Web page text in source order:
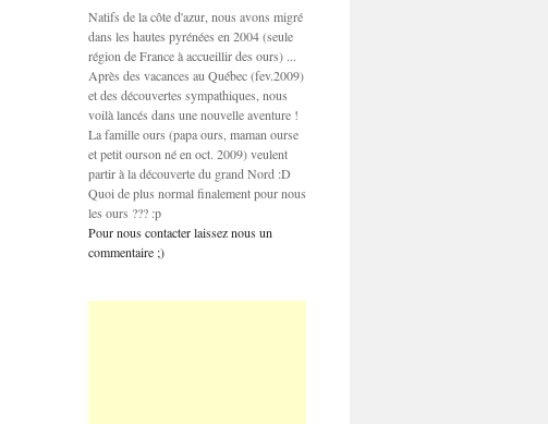
Natifs de la côte d'azur, nous avons migré
dans les hautes pyrénées en 2004 (seule
région de France à accueillir des ours) ...
Après des vacances au Québec (fev.2009)
et des découvertes sympathiques, nous
voilà lancés dans une nouvelle aventure !
La famille ours (papa ours, maman ourse
et petit ourson né en oct. 2009) veulent
partir à la découverte du grand Nord :D
Quoi de plus normal finalement pour nous
les ours ??? :p
Pour nous contacter laissez nous un
commentaire ;)